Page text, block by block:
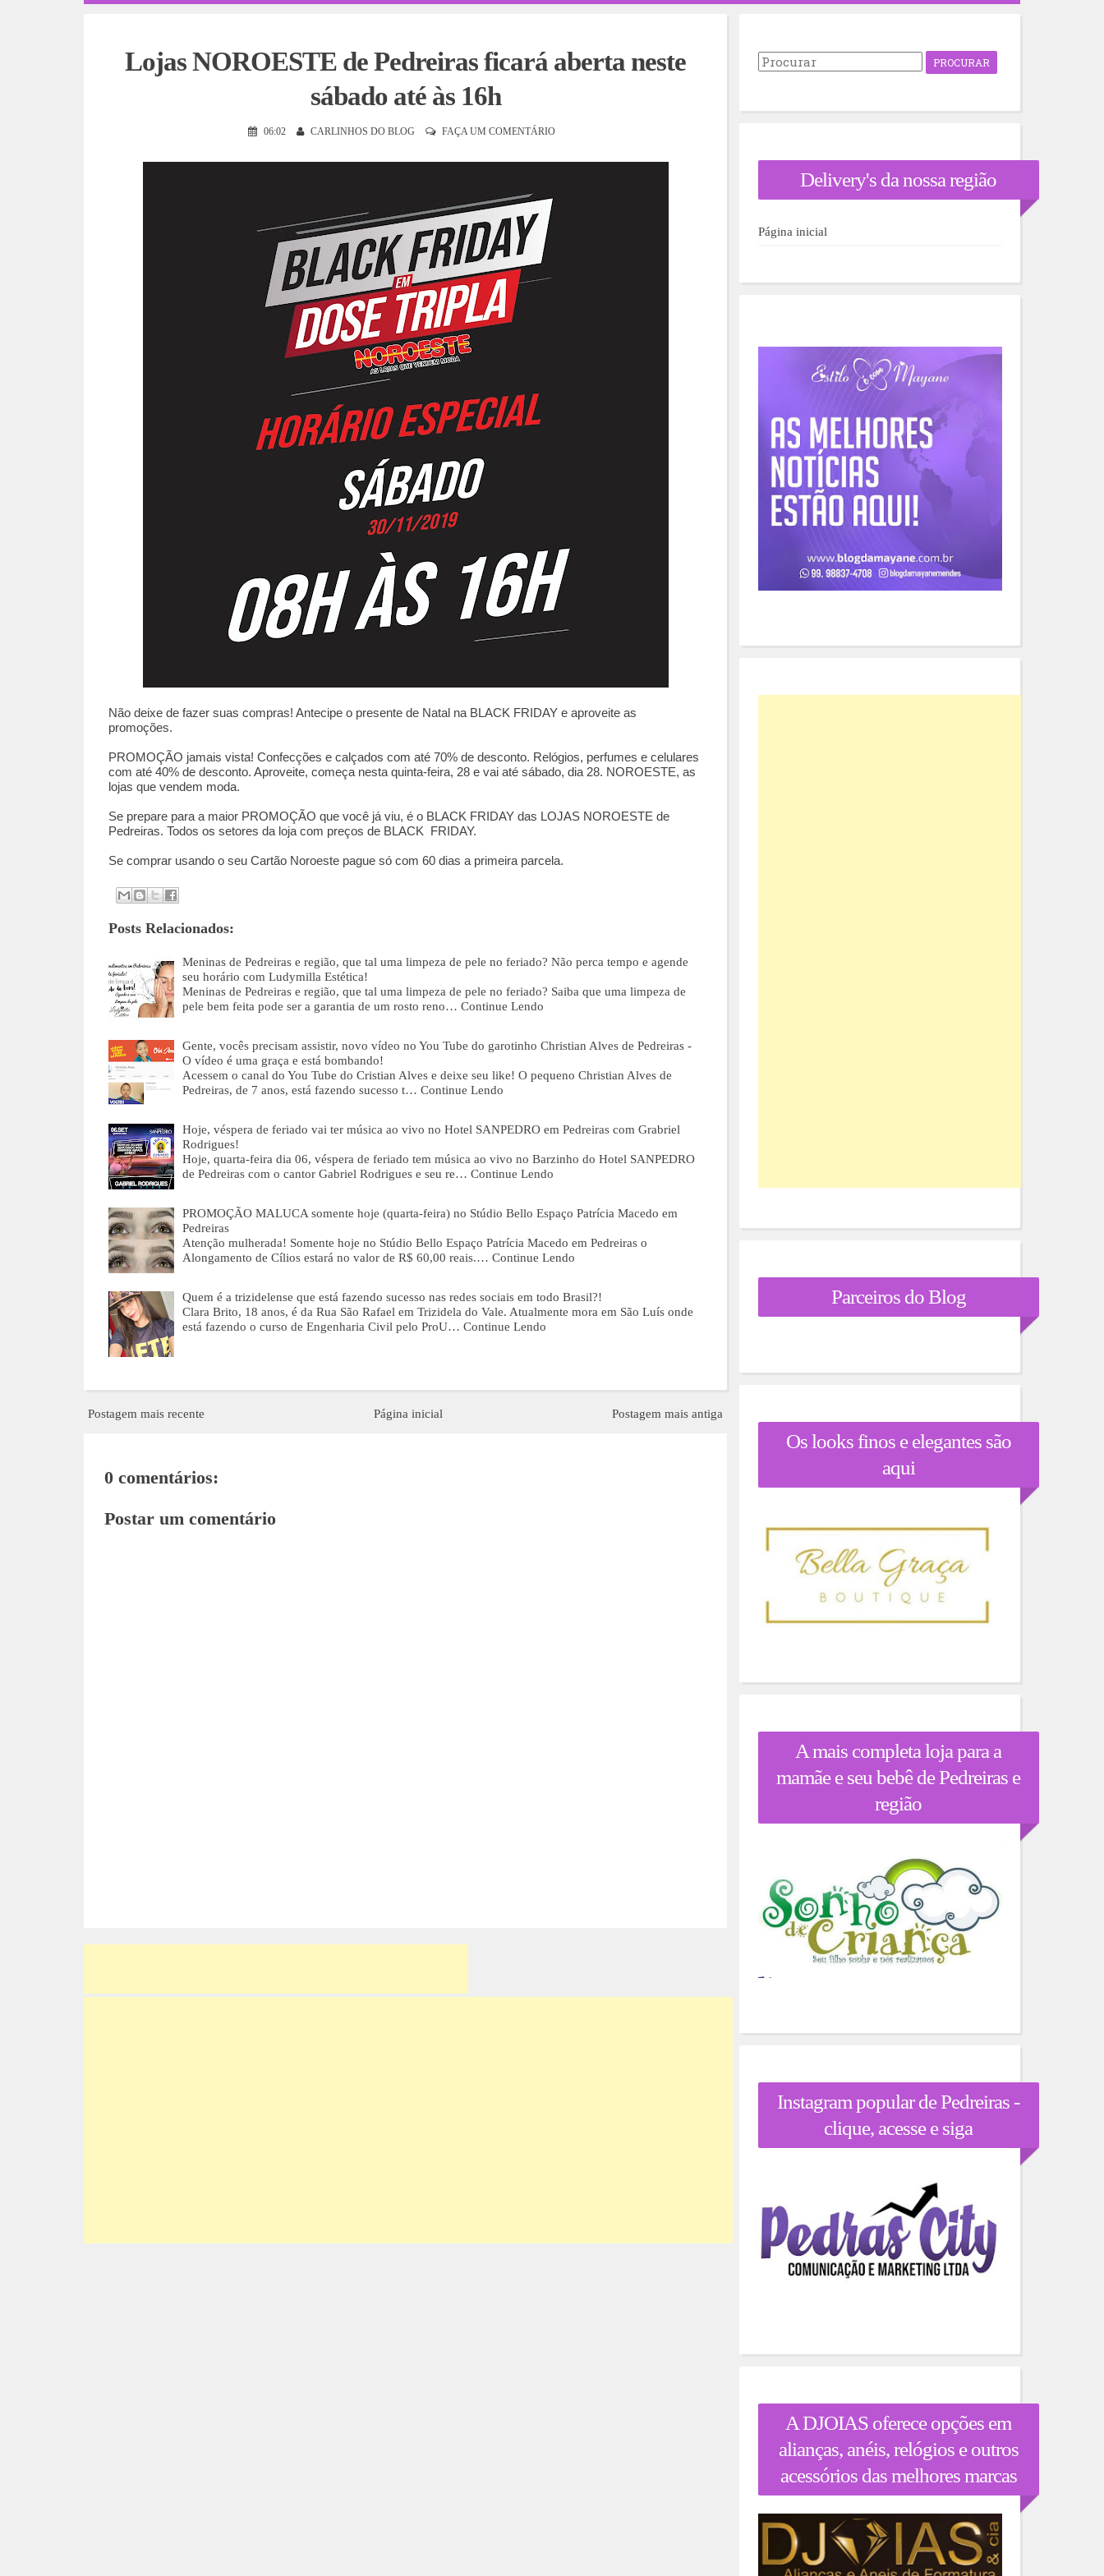
Lojas NOROESTE de Pedreiras ficará aberta neste
sábado até às 16h
06:02 CARLINHOS DO BLOG FAÇA UM COMENTÁRIO
Não deixe de fazer suas compras! Antecipe o presente de Natal na BLACK FRIDAY e aproveite as
promoções.
PROMOÇÃO jamais vista! Confecções e calçados com até 70% de desconto. Relógios, perfumes e celulares
com até 40% de desconto. Aproveite, começa nesta quinta-feira, 28 e vai até sábado, dia 28. NOROESTE, as
lojas que vendem moda.
Se prepare para a maior PROMOÇÃO que você já viu, é o BLACK FRIDAY das LOJAS NOROESTE de
Pedreiras. Todos os setores da loja com preços de BLACK FRIDAY.
Se comprar usando o seu Cartão Noroeste pague só com 60 dias a primeira parcela.
Posts Relacionados:
Meninas de Pedreiras e região, que tal uma limpeza de pele no feriado? Não perca tempo e agende
seu horário com Ludymilla Estética!
Meninas de Pedreiras e região, que tal uma limpeza de pele no feriado? Saiba que uma limpeza de
pele bem feita pode ser a garantia de um rosto reno… Continue Lendo
Gente, vocês precisam assistir, novo vídeo no You Tube do garotinho Christian Alves de Pedreiras -
O vídeo é uma graça e está bombando!
Acessem o canal do You Tube do Cristian Alves e deixe seu like! O pequeno Christian Alves de
Pedreiras, de 7 anos, está fazendo sucesso t… Continue Lendo
Hoje, véspera de feriado vai ter música ao vivo no Hotel SANPEDRO em Pedreiras com Grabriel
Rodrigues!
Hoje, quarta-feira dia 06, véspera de feriado tem música ao vivo no Barzinho do Hotel SANPEDRO
de Pedreiras com o cantor Gabriel Rodrigues e seu re… Continue Lendo
PROMOÇÃO MALUCA somente hoje (quarta-feira) no Stúdio Bello Espaço Patrícia Macedo em
Pedreiras
Atenção mulherada! Somente hoje no Stúdio Bello Espaço Patrícia Macedo em Pedreiras o
Alongamento de Cílios estará no valor de R$ 60,00 reais.… Continue Lendo
Quem é a trizidelense que está fazendo sucesso nas redes sociais em todo Brasil?!
Clara Brito, 18 anos, é da Rua São Rafael em Trizidela do Vale. Atualmente mora em São Luís onde
está fazendo o curso de Engenharia Civil pelo ProU… Continue Lendo
Postagem mais recente Postagem mais antiga
Página inicial
0 comentários:
Postar um comentário
P
r
r
Delivery's da nossa região
Página inicial
Parceiros do Blog
Os looks finos e elegantes são
aqui
A mais completa loja para a
mamãe e seu bebê de Pedreiras e
região
Instagram popular de Pedreiras -
clique, acesse e siga
A DJOIAS oferece opções em
alianças, anéis, relógios e outros
acessórios das melhores marcas